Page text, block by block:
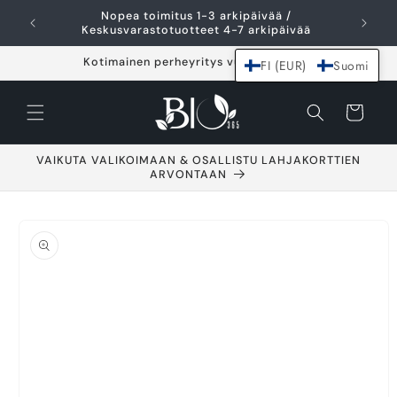
sisältöön
Nopea toimitus 1-3 arkipäivää /
Keskusvarastotuotteet 4-7 arkipäivää
Kotimainen perheyritys vuodesta 2021
Ostoskori
VAIKUTA VALIKOIMAAN & OSALLISTU LAHJAKORTTIEN
ARVONTAAN
tuotetietoihin
FI (EUR) Suomi